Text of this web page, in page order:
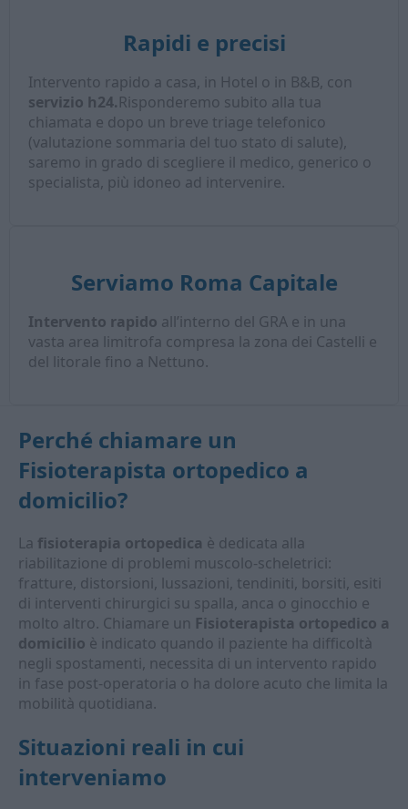
Rapidi e precisi
Intervento rapido a casa, in Hotel o in B&B, con
servizio h24.Risponderemo subito alla tua
chiamata e dopo un breve triage telefonico
(valutazione sommaria del tuo stato di salute),
saremo in grado di scegliere il medico, generico o
specialista, più idoneo ad intervenire.
Serviamo Roma Capitale
Intervento rapido all’interno del GRA e in una
vasta area limitrofa compresa la zona dei Castelli e
del litorale fino a Nettuno.
Perché chiamare un
Fisioterapista ortopedico a
domicilio?
La fisioterapia ortopedica è dedicata alla
riabilitazione di problemi muscolo-scheletrici:
fratture, distorsioni, lussazioni, tendiniti, borsiti, esiti
di interventi chirurgici su spalla, anca o ginocchio e
molto altro. Chiamare un Fisioterapista ortopedico a
domicilio è indicato quando il paziente ha difficoltà
negli spostamenti, necessita di un intervento rapido
in fase post-operatoria o ha dolore acuto che limita la
mobilità quotidiana.
Situazioni reali in cui
interveniamo